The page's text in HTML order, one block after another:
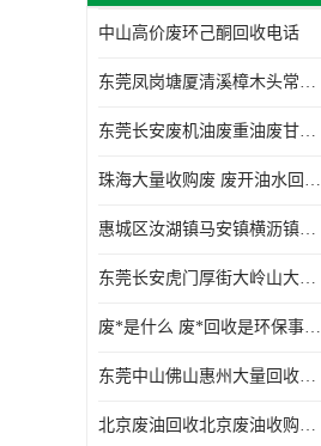
废三氯乙烯回收
废混合溶剂回收
中山高价废环己酮回收电话
东莞凤岗塘厦清溪樟木头常平废液压油 废火花机油 废 废切削油 废齿轮油 废导轨油 废螺杆油
东莞长安废机油废重油废甘油废矿物油废燃料油废废润滑油废火花机油废油废齿轮油
珠海大量收购废 废开油水回收废酒精废废乙酯胶水废洗枪水废开油水废二废三氯丁脂乙脂废甲
惠城区汝湖镇马安镇横沥镇芦洲镇 惠阳新圩镇镇镇沙田镇废机油废液压油废润滑油废废火花机油废白电油废废齿轮油废白矿油废变压器油废燃料油
东莞长安虎门厚街大岭山大量回收废开油水废洗枪水废稀释剂
废*是什么 废*回收是环保事业吗
东莞中山佛山惠州大量回收废机油，废液压油，废润滑油，废，废火花机油，废白电油，废，废齿轮油，废白矿油，废变压器油，废燃料油，废切削油
北京废油回收北京废油收购再生注意的事项